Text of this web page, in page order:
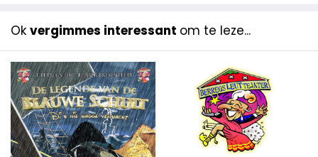
Ok vergimmes interessant om te leze...